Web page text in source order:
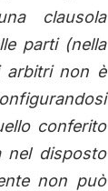
clausola
parti (nella
arbitri non è
conferito
nel disposto
non può